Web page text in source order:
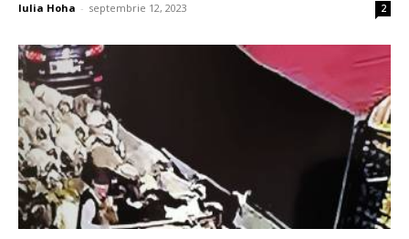
Iulia Hoha - septembrie 12, 2023 2